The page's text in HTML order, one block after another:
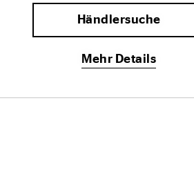
Händlersuche
Mehr Details